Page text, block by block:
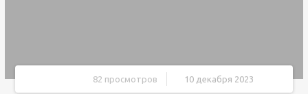
82 просмотров 10 декабря 2023